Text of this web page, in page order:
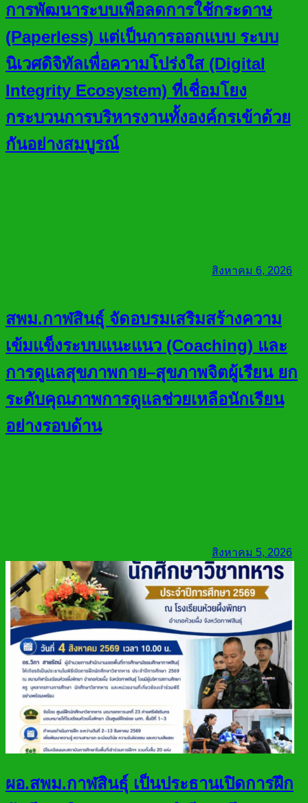
การพัฒนาระบบเพื่อลดการใช้กระดาษ
(Paperless) แต่เป็นการออกแบบ ระบบ
นิเวศดิจิทัลเพื่อความโปร่งใส (Digital
Integrity Ecosystem) ที่เชื่อมโยง
กระบวนการบริหารงานทั้งองค์กรเข้าด้วย
กันอย่างสมบูรณ์
สิงหาคม 6, 2026
สพม.กาฬสินธุ์ จัดอบรมเสริมสร้างความ
เข้มแข็งระบบแนะแนว (Coaching) และ
การดูแลสุขภาพกาย–สุขภาพจิตผู้เรียน ยก
ระดับคุณภาพการดูแลช่วยเหลือนักเรียน
อย่างรอบด้าน
สิงหาคม 5, 2026
ผอ.สพม.กาฬสินธุ์ เป็นประธานเปิดการฝึก